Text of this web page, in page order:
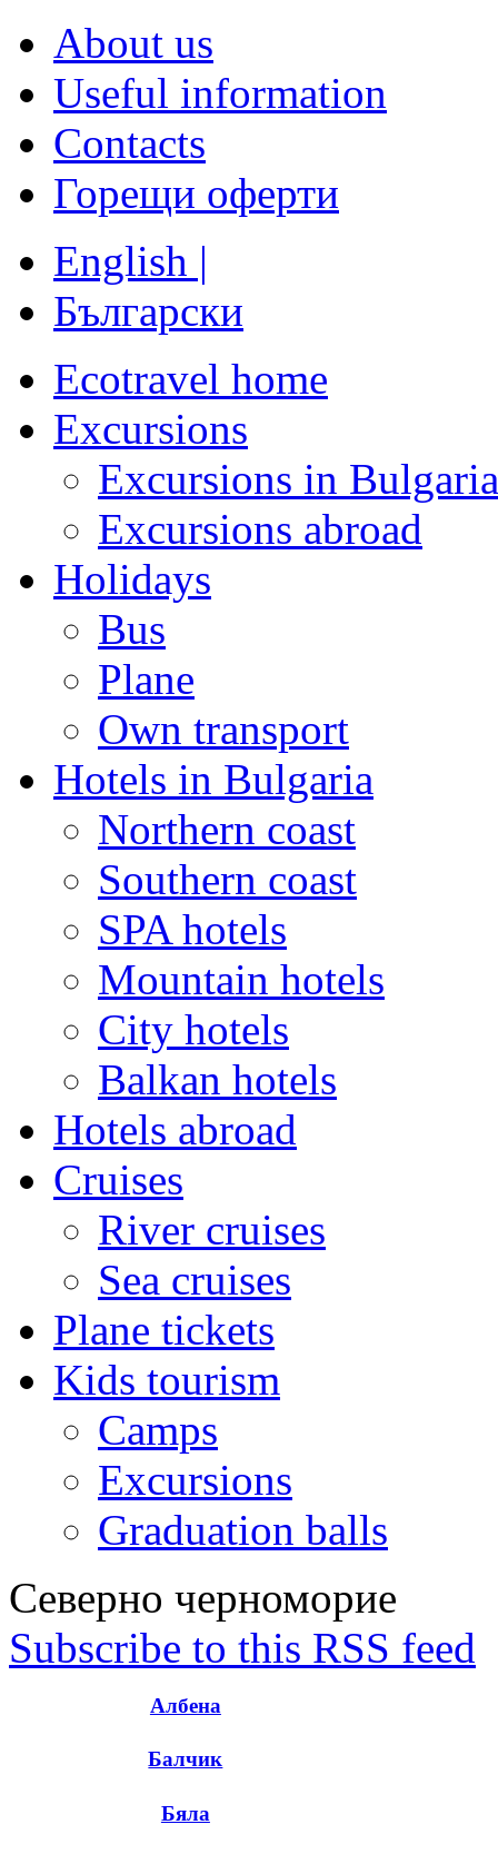
About us
Useful information
Contacts
Горещи оферти
English |
Български
Ecotravel home
Excursions
Excursions in Bulgaria
Excursions abroad
Holidays
Bus
Plane
Own transport
Hotels in Bulgaria
Northern coast
Southern coast
SPA hotels
Mountain hotels
City hotels
Balkan hotels
Hotels abroad
Cruises
River cruises
Sea cruises
Plane tickets
Kids tourism
Camps
Excursions
Graduation balls
Северно черноморие
Subscribe to this RSS feed
Албена
Балчик
Бяла